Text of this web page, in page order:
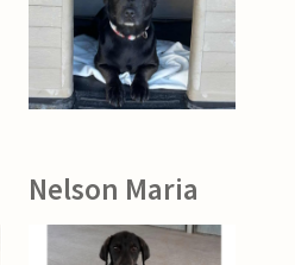
Nelson Maria